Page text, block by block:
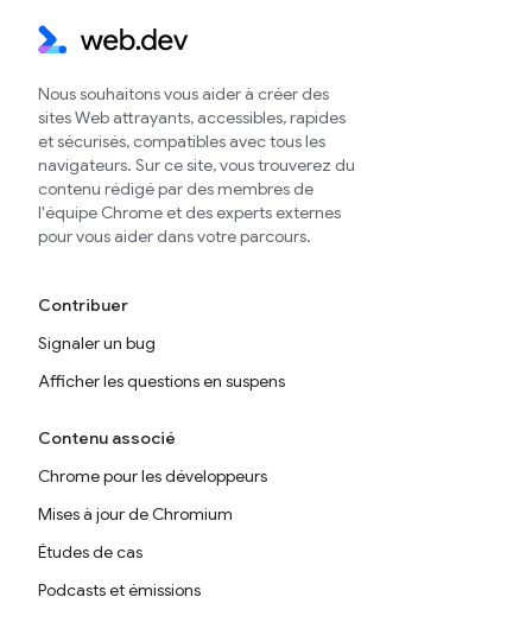
Nous souhaitons vous aider à créer des
sites Web attrayants, accessibles, rapides
et sécurisés, compatibles avec tous les
navigateurs. Sur ce site, vous trouverez du
contenu rédigé par des membres de
l'équipe Chrome et des experts externes
pour vous aider dans votre parcours.
Contribuer
Signaler un bug
Afficher les questions en suspens
Contenu associé
Chrome pour les développeurs
Mises à jour de Chromium
Études de cas
Podcasts et émissions